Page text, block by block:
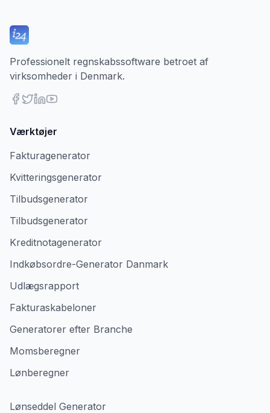
Professionelt regnskabssoftware betroet af
virksomheder i Denmark.
Værktøjer
Fakturagenerator
Kvitteringsgenerator
Tilbudsgenerator
Tilbudsgenerator
Kreditnotagenerator
Indkøbsordre-Generator Danmark
Udlægsrapport
Fakturaskabeloner
Generatorer efter Branche
Momsberegner
Lønberegner
Lønseddel Generator